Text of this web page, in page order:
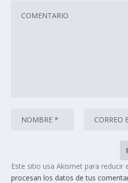
Este sitio usa Akismet para reducir
procesan los datos de tus